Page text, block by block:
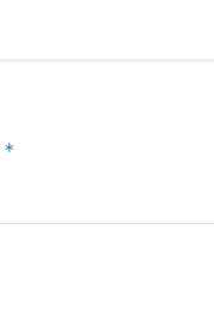
*